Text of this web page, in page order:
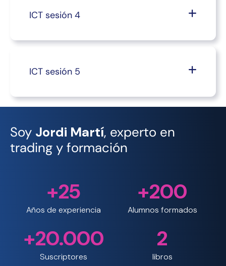
ICT sesión 4
ICT sesión 5
Soy Jordi Martí, experto en
trading y formación
+25
Años de experiencia
+200
Alumnos formados
+20.000
Suscriptores
2
libros